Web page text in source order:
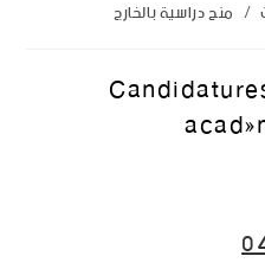
/ منح دراسية بالخارج